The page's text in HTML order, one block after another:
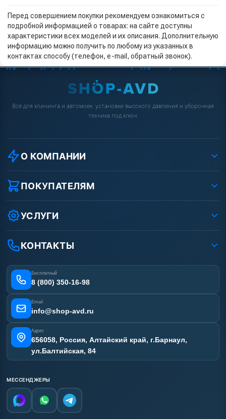
Перед совершением покупки рекомендуем ознакомиться с
подробной информацией о товарах: на сайте доступны
характеристики всех моделей и их описания. Дополнительную
информацию можно получить по любому из указанных в
контактах способу (телефон, e-mail, обратный звонок).
Всё для клининга и автомоек: установки высокого давления и уборочная
техника под ключ.
О КОМПАНИИ
О компании
Реквизиты ООО «Шоп АВД»
Условия соглашения
Вакансии
Статьи
ПОКУПАТЕЛЯМ
Как заказать?
Оплата
Лизинг
Получить скидку
УСЛУГИ
Ремонт АВД
Сертификаты
Отзывы наших клиентов
Карта сайта
КОНТАКТЫ
Бесплатный
8 (800) 350-16-98
Email
info@shop-avd.ru
Адрес
656058, Россия, Алтайский край, г.Барнаул,
ул.Балтийская, 84
МЕССЕНДЖЕРЫ